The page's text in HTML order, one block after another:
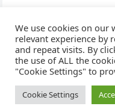
Hoe duur zijn
© 2026WijzeAntwoorden-
We use cookies on our
relevant experience by
and repeat visits. By
the use of ALL the
"Cookie Settings" to
Cookie Settings